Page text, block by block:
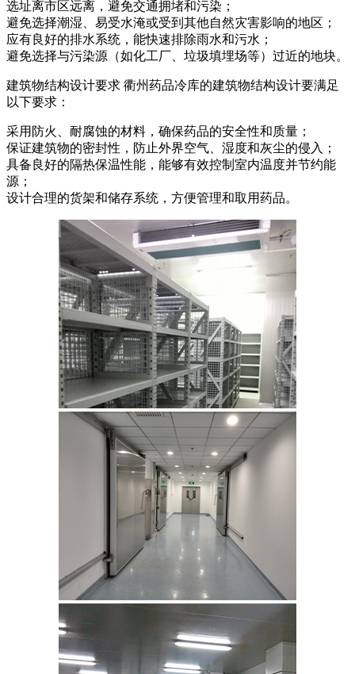
选址离市区远离，避免交通拥堵和污染；
避免选择潮湿、易受水淹或受到其他自然灾害影响的地区；
应有良好的排水系统，能快速排除雨水和污水；
避免选择与污染源（如化工厂、垃圾填埋场等）过近的地块。
建筑物结构设计要求 衢州药品冷库的建筑物结构设计要满足
以下要求：
采用防火、耐腐蚀的材料，确保药品的安全性和质量；
保证建筑物的密封性，防止外界空气、湿度和灰尘的侵入；
具备良好的隔热保温性能，能够有效控制室内温度并节约能
源；
设计合理的货架和储存系统，方便管理和取用药品。